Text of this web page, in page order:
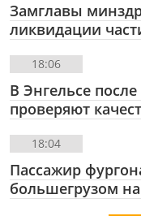
Замглавы
ликвидации
18:06
В Энгельсе
проверяют
18:04
Пассажир
большегрузом на